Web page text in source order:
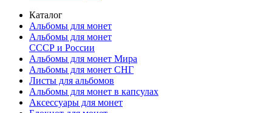
Каталог
Альбомы для монет
Альбомы для монет
СССР и России
Альбомы для монет Мира
Альбомы для монет СНГ
Листы для альбомов
Альбомы для монет в капсулах
Аксессуары для монет